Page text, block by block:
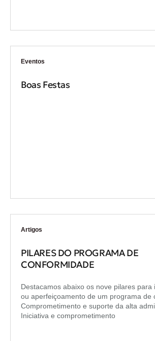
Eventos
Boas Festas
Artigos
PILARES DO PROGRAMA DE
CONFORMIDADE
Destacamos abaixo os nove pilares para
ou aperfeiçoamento de um programa de
Comprometimento e suporte da alta
Iniciativa e comprometimento